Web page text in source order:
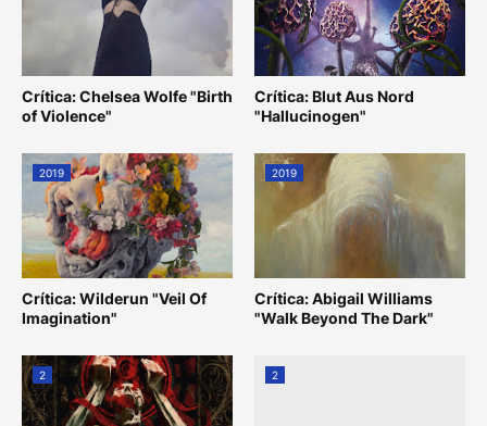
Crítica: Chelsea Wolfe "Birth
of Violence"
Crítica: Blut Aus Nord
"Hallucinogen"
2019
Crítica: Wilderun "Veil Of
Imagination"
2019
Crítica: Abigail Williams
"Walk Beyond The Dark"
2 2